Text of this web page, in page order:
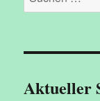
nach:
Aktueller